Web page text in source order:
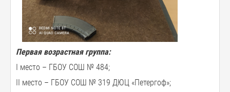
Первая возрастная группа:
I место – ГБОУ СОШ № 484;
II место – ГБОУ СОШ № 319 ДЮЦ «Петергоф»;